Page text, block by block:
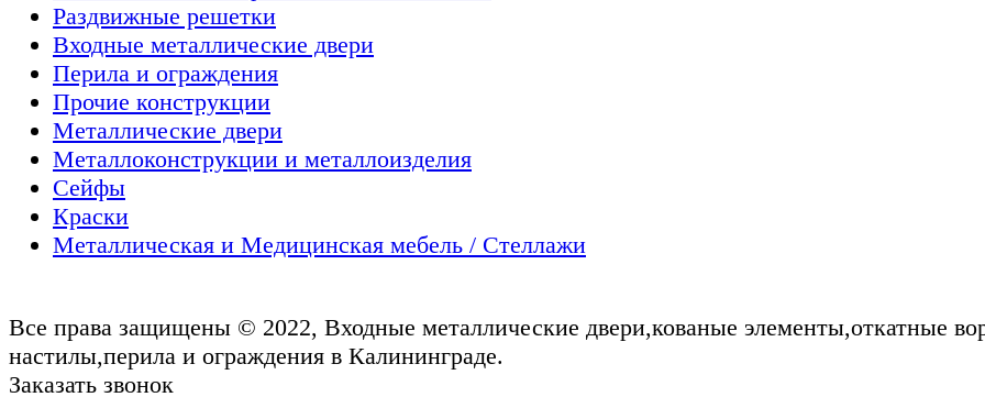
Раздвижные решетки
Входные металлические двери
Перила и ограждения
Прочие конструкции
Металлические двери
Металлоконструкции и металлоизделия
Сейфы
Краски
Металлическая и Медицинская мебель / Стеллажи
Все права защищены © 2022, Входные металлические двери,кованые элементы,откатные
настилы,перила и ограждения в Калининграде.
Заказать звонок